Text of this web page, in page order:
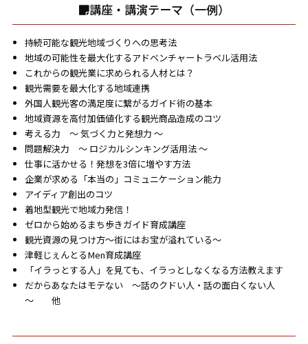
講座・講演テーマ（一例）
持続可能な観光地域づくりへの思考法
地域の可能性を最大化するアドベンチャートラベル活用法
これからの観光業に求められる人材とは？
観光需要を最大化する地域連携
外国人観光客の満足度に繋がるガイド術の基本
地域資源を高付加価値化する観光商品造成のコツ
考える力 ～ 気づく力と発想力 ～
問題解決力 ～ ロジカルシンキング活用法 ～
仕事に活かせる！発想を3倍に増やす方法
企業が求める「本当の」コミュニケーション能力
アイディア創出のコツ
着地型観光で地域力発信！
ゼロから始めるまち歩きガイド育成講座
観光資源の見つけ方～街にはお宝が溢れている～
津軽じぇんとるMen育成講座
「イラっとする人」を見ても、イラっとしなくなる方法教えます
だからあなたはモテない ～話のクドい人・話の面白くない人
～ 他